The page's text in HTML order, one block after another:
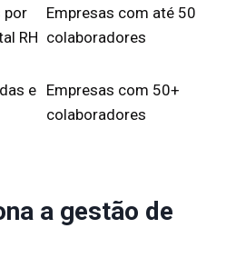
por
RH
Empresas com até 50
colaboradores
e Empresas com 50+
colaboradores
a gestão de